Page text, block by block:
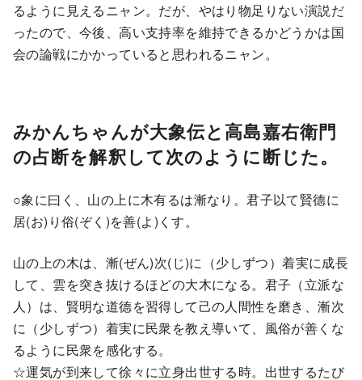
るように見えるニャン。だが、やはり物足りない演説だ
ったので、今後、高い支持率を維持できるかどうかは国
会の論戦にかかっていると思われるニャン。
みかんちゃんが大象伝と高島嘉右衛門
の占断を解釈して次のように断じた。
○象に曰く、山の上に木有るは漸なり。君子以て賢德に
居(お)り俗(ぞく)を善(よ)くす。
山の上の木は、漸(ぜん)次(じ)に（少しずつ）着実に成長
して、雲を突き抜けるほどの大木になる。君子（立派な
人）は、賢明な道德を習得して己の人間性を磨き、漸次
に（少しずつ）着実に民衆を教え導いて、風俗が善くな
るように民衆を感化する。
☆運気が到来して徐々に立身出世する時。出世するたび